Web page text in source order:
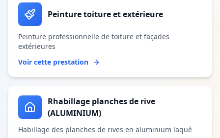
Peinture toiture et extérieure
Peinture professionnelle de toiture et façades
extérieures
Voir cette prestation
Rhabillage planches de rive
(ALUMINIUM)
Habillage des planches de rives en aluminium laqué